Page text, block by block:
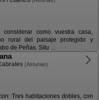
como vuestra casa,
rural del paisaje protegido y
de Peñas. Situ ...
(Asturias)
Tres habitaciones dobles, con